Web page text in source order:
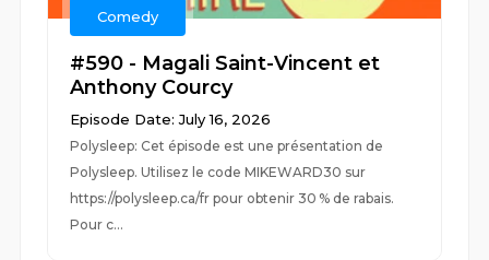
Comedy
#590 - Magali Saint-Vincent et
Anthony Courcy
Episode Date: July 16, 2026
Polysleep: Cet épisode est une présentation de
Polysleep. Utilisez le code MIKEWARD30 sur
https://polysleep.ca/fr pour obtenir 30 % de rabais.
Pour c...